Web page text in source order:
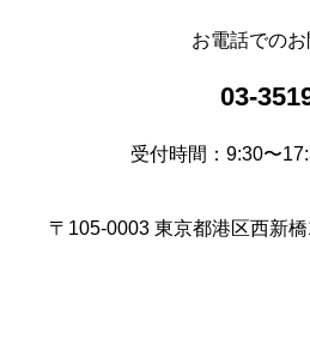
お電話での
03-
受付時間：9:30〜
〒105-0003 東京都港区西新